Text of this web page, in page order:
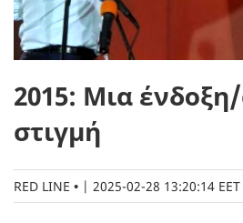
2015: Μια
στιγμή
RED LINE | 2025-02-28 13:20:14 EET